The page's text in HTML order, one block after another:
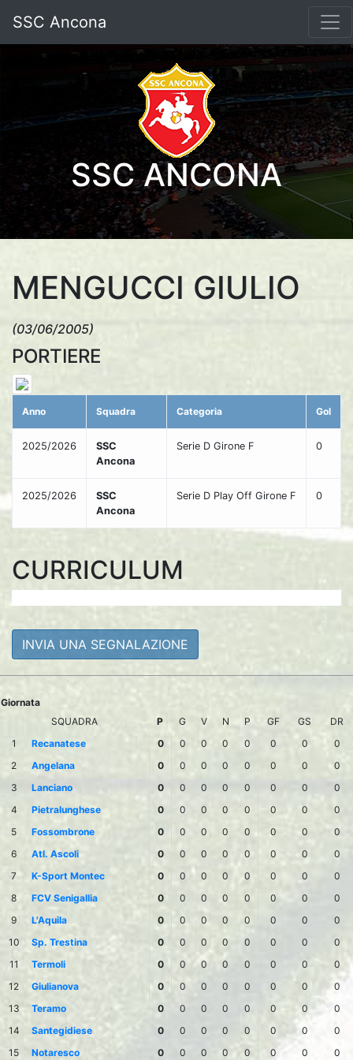
SSC Ancona
SSC ANCONA
MENGUCCI GIULIO
(03/06/2005)
PORTIERE
Anno Squadra Categoria Gol
2025/2026
SSC
Ancona
Serie D Girone F 0
2025/2026
SSC
Ancona
Serie D Play Off Girone F 0
CURRICULUM
INVIA UNA SEGNALAZIONE
Giornata
SQUADRA
P G V N P GF GS
DR
1
Recanatese 0 0 0 0 0 0 0
0
2
Angelana 0 0 0 0 0 0 0
0
3
Lanciano 0 0 0 0 0 0 0
0
4
Pietralunghese 0 0 0 0 0 0 0
0
5
Fossombrone 0 0 0 0 0 0 0
0
6
Atl. Ascoli 0 0 0 0 0 0 0
0
7
K-Sport Montec 0 0 0 0 0 0 0
0
8
FCV Senigallia 0 0 0 0 0 0 0
0
9
L'Aquila 0 0 0 0 0 0 0
0
10
Sp. Trestina 0 0 0 0 0 0 0
0
11
Termoli 0 0 0 0 0 0 0
0
12
Giulianova 0 0 0 0 0 0 0
0
13
Teramo 0 0 0 0 0 0 0
0
14
Santegidiese 0 0 0 0 0 0 0
0
15
Notaresco 0 0 0 0 0 0 0 0